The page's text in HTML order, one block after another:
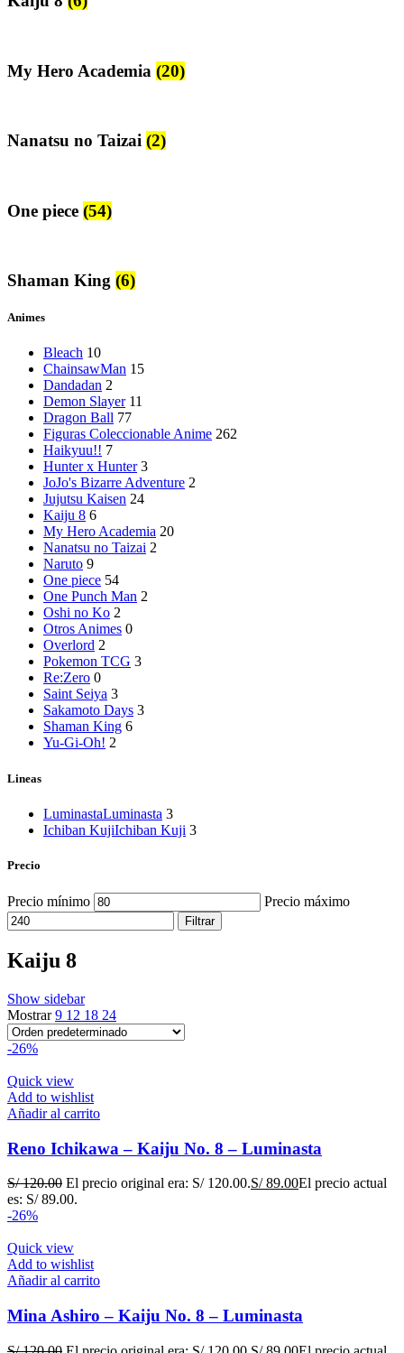
My Hero Academia (20)
Nanatsu no Taizai (2)
One piece (54)
Shaman King (6)
Animes
Bleach 10
ChainsawMan 15
Dandadan 2
Demon Slayer 11
Dragon Ball 77
Figuras Coleccionable Anime 262
Haikyuu!! 7
Hunter x Hunter 3
JoJo's Bizarre Adventure 2
Jujutsu Kaisen 24
Kaiju 8 6
My Hero Academia 20
Nanatsu no Taizai 2
Naruto 9
One piece 54
One Punch Man 2
Oshi no Ko 2
Otros Animes 0
Overlord 2
Pokemon TCG 3
Re:Zero 0
Saint Seiya 3
Sakamoto Days 3
Shaman King 6
Yu-Gi-Oh! 2
Lineas
LuminastaLuminasta 3
Ichiban KujiIchiban Kuji 3
Precio
Precio mínimo Precio máximo
Filtrar
Kaiju 8
Show sidebar
Mostrar9 12 18 24
-26%
Quick view
Add to wishlist
Añadir al carrito
Reno Ichikawa – Kaiju No. 8 – Luminasta
S/120.00 El precio original era: S/ 120.00.S/89.00El precio actual
es: S/ 89.00.
-26%
Quick view
Add to wishlist
Añadir al carrito
Mina Ashiro – Kaiju No. 8 – Luminasta